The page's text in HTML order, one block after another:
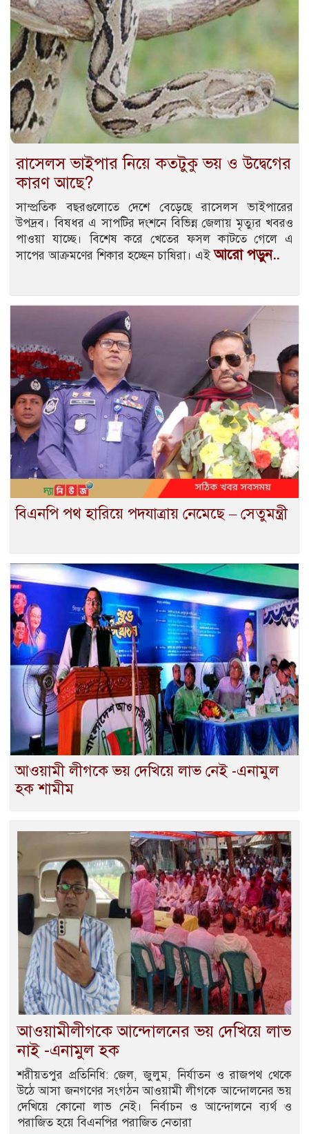
রাসেলস ভাইপার নিয়ে কতটুকু ভয় ও উদ্বেগের
কারণ আছে?
সাম্প্রতিক বছরগুলোতে দেশে বেড়েছে রাসেলস ভাইপারের
উপদ্রব। বিষধর এ সাপটির দংশনে বিভিন্ন জেলায় মৃত্যুর খবরও
পাওয়া যাচ্ছে। বিশেষ করে খেতের ফসল কাটতে গেলে এ
সাপের আক্রমণের শিকার হচ্ছেন চাষিরা। এইআরো পড়ুন..
বিএনপি পথ হারিয়ে পদযাত্রায় নেমেছে – সেতুমন্ত্রী
আওয়ামী লীগকে ভয় দেখিয়ে লাভ নেই -এনামুল
হক শামীম
আওয়ামীলীগকে আন্দোলনের ভয় দেখিয়ে লাভ
নাই -এনামুল হক
শরীয়তপুর প্রতিনিধি: জেল, জুলুম, নির্যাতন ও রাজপথ থেকে
উঠে আসা জনগণের সংগঠন আওয়ামী লীগকে আন্দোলনের ভয়
দেখিয়ে কোনো লাভ নেই। নির্বাচন ও আন্দোলনে ব্যর্থ ও
পরাজিত হয়ে বিএনপির পরাজিত নেতারা